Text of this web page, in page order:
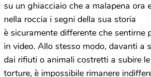
su un ghiacciaio che a malapena ora
nella roccia i segni della sua storia
è sicuramente differente che sentirne
in video. Allo stesso modo, davanti a
dai rifiuti o animali costretti a subire
torture, è impossibile rimanere